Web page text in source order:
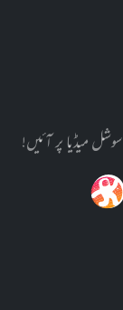
میڈیا پر آئیں!